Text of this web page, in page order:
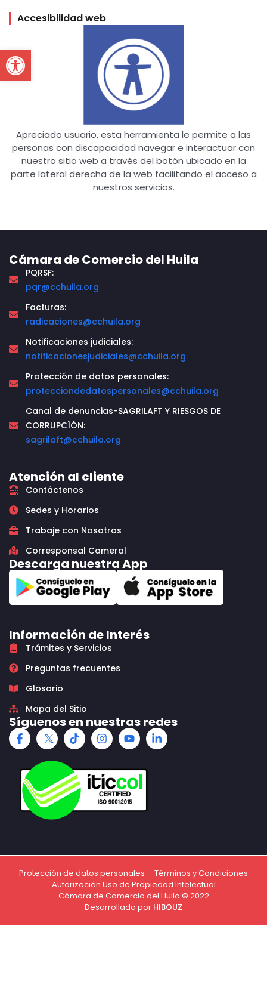
Open toolbar
Accesibilidad web
Apreciado usuario, esta herramienta le permite a las
personas con discapacidad navegar e interactuar con
nuestro sitio web a través del botón ubicado en la
parte lateral derecha de la web facilitando el acceso a
nuestros servicios.
Cámara de Comercio del Huila
PQRSF:
pqr@cchuila.org
Facturas:
radicaciones@cchuila.org
Notificaciones judiciales:
notificacionesjudiciales@cchuila.org
Protección de datos personales:
protecciondedatospersonales@cchuila.org
Canal de denuncias-SAGRILAFT Y RIESGOS DE
CORRUPCÍÓN:
sagrilaft@cchuila.org
Atención al cliente
Contáctenos
Sedes y Horarios
Trabaje con Nosotros
Corresponsal Cameral
Descarga nuestra App
Información de Interés
Trámites y Servicios
Preguntas frecuentes
Glosario
Mapa del Sitio
Síguenos en nuestras redes
Protección de datos personales
Términos y Condiciones
Autorización Uso de Propiedad Intelectual
Cámara de Comercio del Huila © 2022
Desarrollado por HIBOUZ